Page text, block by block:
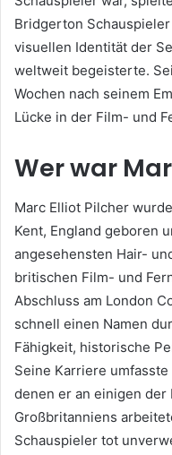
Bridgerton
visuellen Identität der
weltweit begeisterte.
Wochen nach seinem
Lücke in der Film- und
Wer war
Marc Elliot Pilcher
Kent, England geboren
angesehensten Hair-
britischen Film- und
Abschluss am London
schnell einen Namen
Fähigkeit, historische
Seine Karriere
denen er an einigen
Großbritanniens
Schauspieler tot